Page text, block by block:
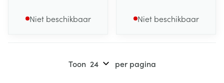
Niet beschikbaar Niet beschikbaar
Toon per pagina